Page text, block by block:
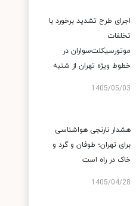
اجرای طرح تشدید برخورد با
تخلفات
موتورسیکلت‌سواران در
خطوط ویژه تهران از شنبه
1405/05/03
هشدار نارنجی هواشناسی
برای تهران؛ طوفان و گرد و
خاک در راه است
1405/04/28